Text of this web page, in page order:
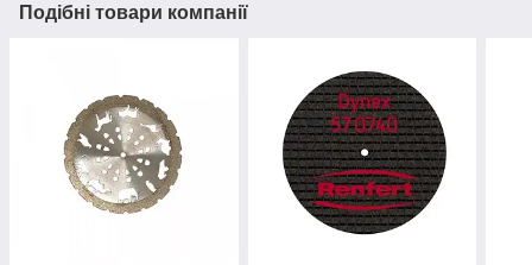
Подібні товари компанії